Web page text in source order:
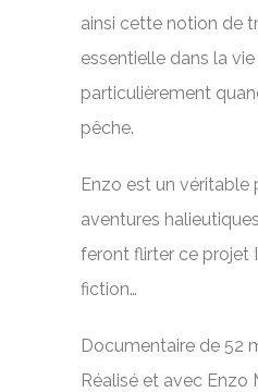
ainsi cette notion de
essentielle dans la
particulièrement
pêche.
Enzo est un véritable
aventures
feront flirter ce projet
fiction…
Documentaire de 52
Réalisé et avec Enzo